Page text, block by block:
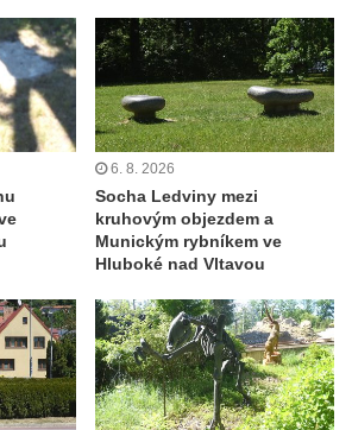
J. V. Kamarýta ve
v Krumlovské ulici ve
Micara ve
místa Římov
Kocmicha na
Betlém v Římově
zrušení roboty v Plavu
6. 8. 2026
Socha Ledviny mezi
kruhovým objezdem a
Munickým rybníkem ve
Hluboké nad Vltavou